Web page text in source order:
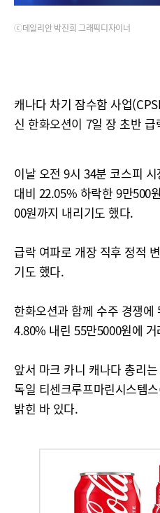
ⓒ데일리안 박진희 그래픽디자이너
캐나다 차기 잠수함 사업
신 한화오션이 7일 장 초반
이날 오전 9시 34분 코스피
대비 22.05% 하락한 9만500
00원까지 내리기도 했다.
급락 여파로 개장 직후 정적
기도 했다.
한화오션과 함께 수주 경쟁
4.80% 내린 55만5000원에
앞서 마크 카니 캐나다 총리
독일 티센크루프마린시스템
밝힌 바 있다.